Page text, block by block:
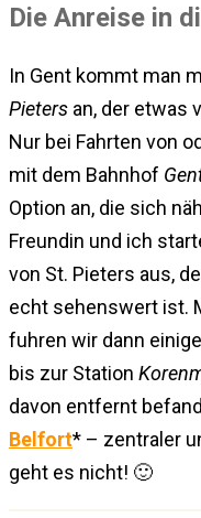
Die Anreise in
In Gent kommt man
Pieters an, der etwas
Nur bei Fahrten von
mit dem Bahnhof
Option an, die sich
Freundin und ich
von St. Pieters aus,
echt sehenswert ist.
fuhren wir dann
bis zur Station
davon entfernt
Belfort* – zentraler
geht es nicht! 🙂